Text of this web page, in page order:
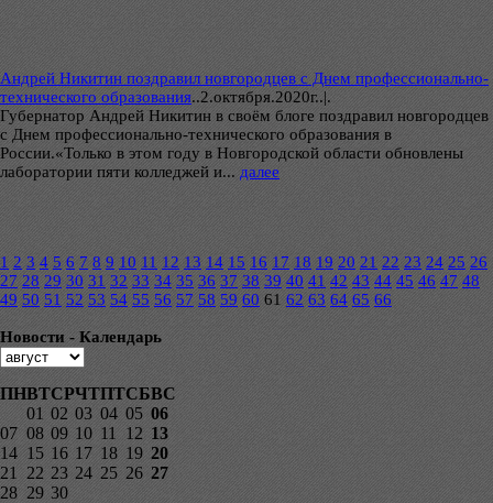
Андрей Никитин поздравил новгородцев с Днем профессионально-
технического образования..2.октября.2020г..|.
Губернатор Андрей Никитин в своём блоге поздравил новгородцев
с Днем профессионально-технического образования в
России.«Только в этом году в Новгородской области обновлены
лаборатории пяти колледжей и... далее
1 2 3 4 5 6 7 8 9 10 11 12 13 14 15 16 17 18 19 20 21 22 23 24 25 26
27 28 29 30 31 32 33 34 35 36 37 38 39 40 41 42 43 44 45 46 47 48
49 50 51 52 53 54 55 56 57 58 59 60 61 62 63 64 65 66
Новости - Календарь
ПНВТСРЧТПТСБВС
01 02 03 04 05 06
07 08 09 10 11 12 13
14 15 16 17 18 19 20
21
22 23 24 25 26 27
28 29 30